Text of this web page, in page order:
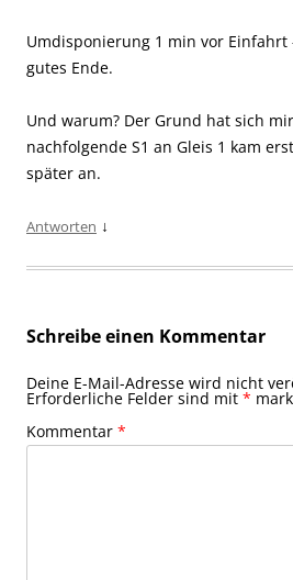
Umdisponierung 1 min vor Einfahrt
gutes Ende.
Und warum? Der Grund hat sich
nachfolgende S1 an Gleis 1 kam
später an.
Antworten ↓
Schreibe einen Kommentar
Deine E-Mail-Adresse wird nicht
Erforderliche Felder sind mit *
Kommentar *